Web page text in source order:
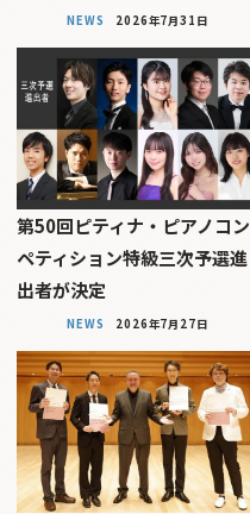
NEWS 2026年7月31日
第50回ピティナ・ピアノコン
ペティション特級三次予選進
出者が決定
NEWS 2026年7月27日